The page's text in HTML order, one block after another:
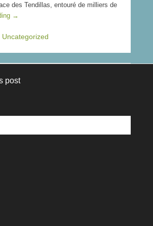
des Tendillas, entouré de milliers de
→
Uncategorized
post